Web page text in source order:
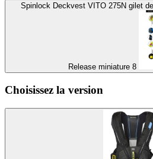
Spinlock Deckvest VITO 275N gilet
Release miniature 8
Choisissez la version